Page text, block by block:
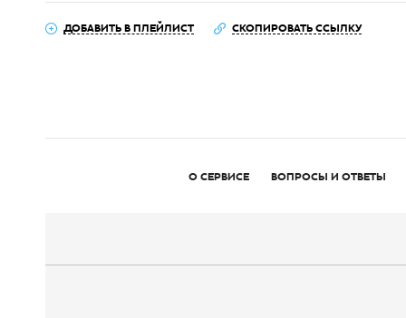
ДОБАВИТЬ В ПЛЕЙЛИСТ СКОПИРОВАТЬ ССЫЛКУ
О СЕРВИСЕ ВОПРОСЫ И ОТВЕТЫ